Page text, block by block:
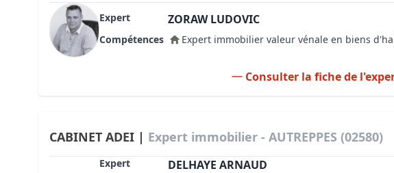
Expert ZORAW LUDOVIC
Compétences Expert immobilier valeur vénale en biens
Consulter la fiche de
CABINET ADEI | Expert immobilier - AUTREPPES (02580)
Expert DELHAYE ARNAUD